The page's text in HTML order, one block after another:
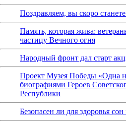
Поздравляем, вы скоро
Память, которая жива:
частицу Вечного огня
Народный фронт дал старт
Проект Музея Победы «Одна
биографиями Героев
Республики
Безопасен ли для здоровья